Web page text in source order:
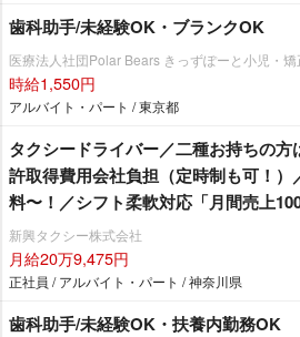
歯科助手/未経験OK・ブランクOK
医療法人社団Polar Bears きっずぽーと小児・
時給1,550円
アルバイト・パート / 東京都
タクシードライバー／二種お持ちの
許取得費用会社負担（定時制も可！
料〜！／シフト柔軟対応「月間売上
バー20名以上在籍」
新興タクシー株式会社
月給20万9,475円
正社員 / アルバイト・パート / 神奈川県
歯科助手/未経験OK・扶養内勤務OK